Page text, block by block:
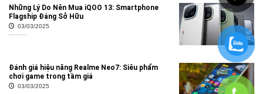
Những Lý Do Nên Mua iQOO 13: Smartphone
Flagship Đáng Sở Hữu
03/03/2025
Đánh giá hiệu năng Realme Neo7: Siêu phẩm
chơi game trong tầm giá
03/03/2025